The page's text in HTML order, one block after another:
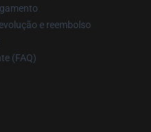
e reembolso
(FAQ)